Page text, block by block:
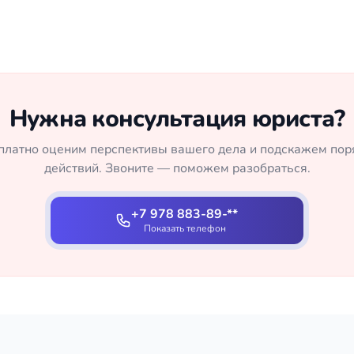
Нужна консультация юриста?
оценим перспективы вашего дела и подскажем
действий. Звоните — поможем разобраться.
+7 978 883-89-**
Показать телефон